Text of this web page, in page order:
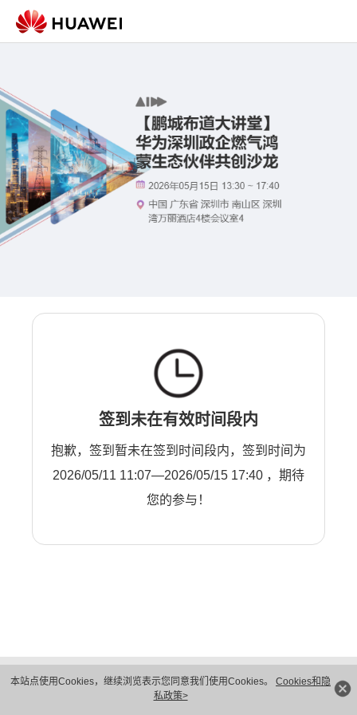
本站点使用Cookies，继续浏览表示您同意我们使用Cookies。 Cookies和隐
私政策>
签到未在有效时间段内
抱歉，签到暂未在签到时间段内，签到时间为
2026/05/11 11:07—2026/05/15 17:40 ，期待
您的参与！
隐私保护
法律声明